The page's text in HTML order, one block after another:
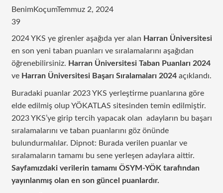
BenimKoçumTemmuz 2, 2024
39
2024 YKS ye girenler aşağıda yer alan Harran Üniversitesi
en son yeni taban puanları ve sıralamalarını aşağıdan
öğrenebilirsiniz. Harran Üniversitesi Taban Puanları 2024
veHarran Üniversitesi Başarı Sıralamaları 2024 açıklandı.
Buradaki puanlar 2023 YKS yerleştirme puanlarına göre
elde edilmiş olup YÖKATLAS sitesinden temin edilmiştir.
2023 YKS’ye girip tercih yapacak olan adayların bu başarı
sıralamalarını ve taban puanlarını göz önünde
bulundurmalılar. Dipnot: Burada verilen puanlar ve
sıralamaların tamamı bu sene yerleşen adaylara aittir.
Sayfamızdaki verilerin tamamı ÖSYM-YÖK tarafından
yayınlanmış olan en son güncel puanlardır.